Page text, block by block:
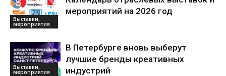
Выставки,
мероприятия
мероприятий на 2026 год
Выставки,
мероприятия
В Петербурге вновь выберут
лучшие бренды креативных
индустрий